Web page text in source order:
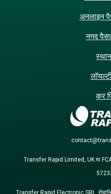
Transfer Rapid Limited, UK मा FCA
अनलाइन
नगद
कर